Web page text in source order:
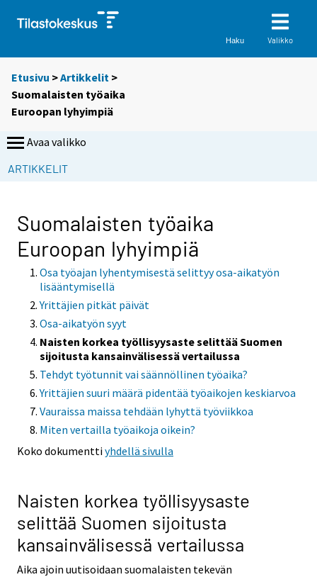
Haku Valikko
Etusivu >Artikkelit >
Suomalaisten työaika
Euroopan lyhyimpiä
Avaa valikko
ARTIKKELIT
Suomalaisten työaika
Euroopan lyhyimpiä
Osa työajan lyhentymisestä selittyy osa-aikatyön
lisääntymisellä
Yrittäjien pitkät päivät
Osa-aikatyön syyt
Naisten korkea työllisyysaste selittää Suomen
sijoitusta kansainvälisessä vertailussa
Tehdyt työtunnit vai säännöllinen työaika?
Yrittäjien suuri määrä pidentää työaikojen keskiarvoa
Vauraissa maissa tehdään lyhyttä työviikkoa
Miten vertailla työaikoja oikein?
Koko dokumenttiyhdellä sivulla
Naisten korkea työllisyysaste
selittää Suomen sijoitusta
kansainvälisessä vertailussa
Aika ajoin uutisoidaan suomalaisten tekevän